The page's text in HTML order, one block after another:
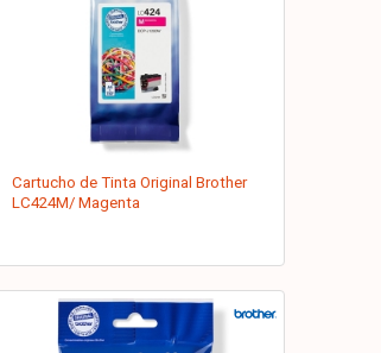
Cartucho de Tinta Original Brother
LC424M/ Magenta